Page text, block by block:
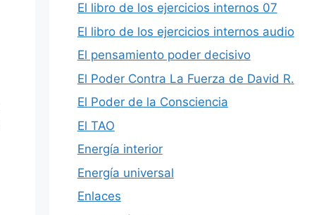
El libro de los ejercicios internos 07
El libro de los ejercicios internos audio
El pensamiento poder decisivo
El Poder Contra La Fuerza de David R.
El Poder de la Consciencia
El TAO
Energía interior
Energía universal
Enlaces